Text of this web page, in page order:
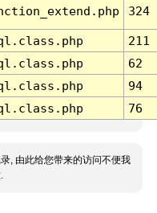
324
211
62
94
76
, 由此给您带来的访问不便我